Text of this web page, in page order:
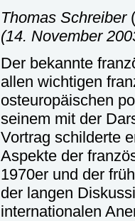
Thomas Schreiber
(14. November
Der bekannte
allen wichtigen
osteuropäischen
seinem mit der
Vortrag schilderte
Aspekte der
1970er und der
der langen
internationalen